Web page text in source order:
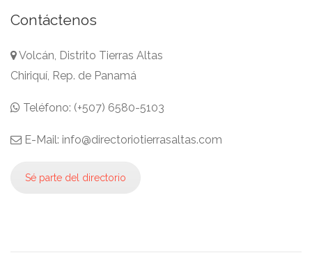
Contáctenos
Volcán, Distrito Tierras Altas
Chiriquí, Rep. de Panamá
Teléfono: (+507) 6580-5103
E-Mail: info@directoriotierrasaltas.com
Sé parte del directorio